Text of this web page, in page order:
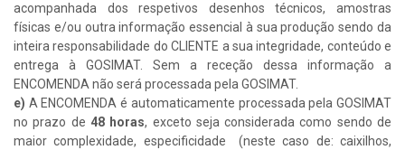
acompanhada dos respetivos desenhos técnicos, amostras
físicas e/ou outra informação essencial à sua produção sendo da
inteira responsabilidade do CLIENTE a sua integridade, conteúdo e
entrega à GOSIMAT. Sem a receção dessa informação a
ENCOMENDA não será processada pela GOSIMAT.
e) A ENCOMENDA é automaticamente processada pela GOSIMAT
no prazo de 48 horas, exceto seja considerada como sendo de
maior complexidade, especificidade (neste caso de: caixilhos,